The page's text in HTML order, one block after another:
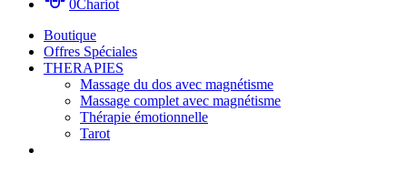
0Chariot
Boutique
Offres Spéciales
THERAPIES
Massage du dos avec magnétisme
Massage complet avec magnétisme
Thérapie émotionnelle
Tarot